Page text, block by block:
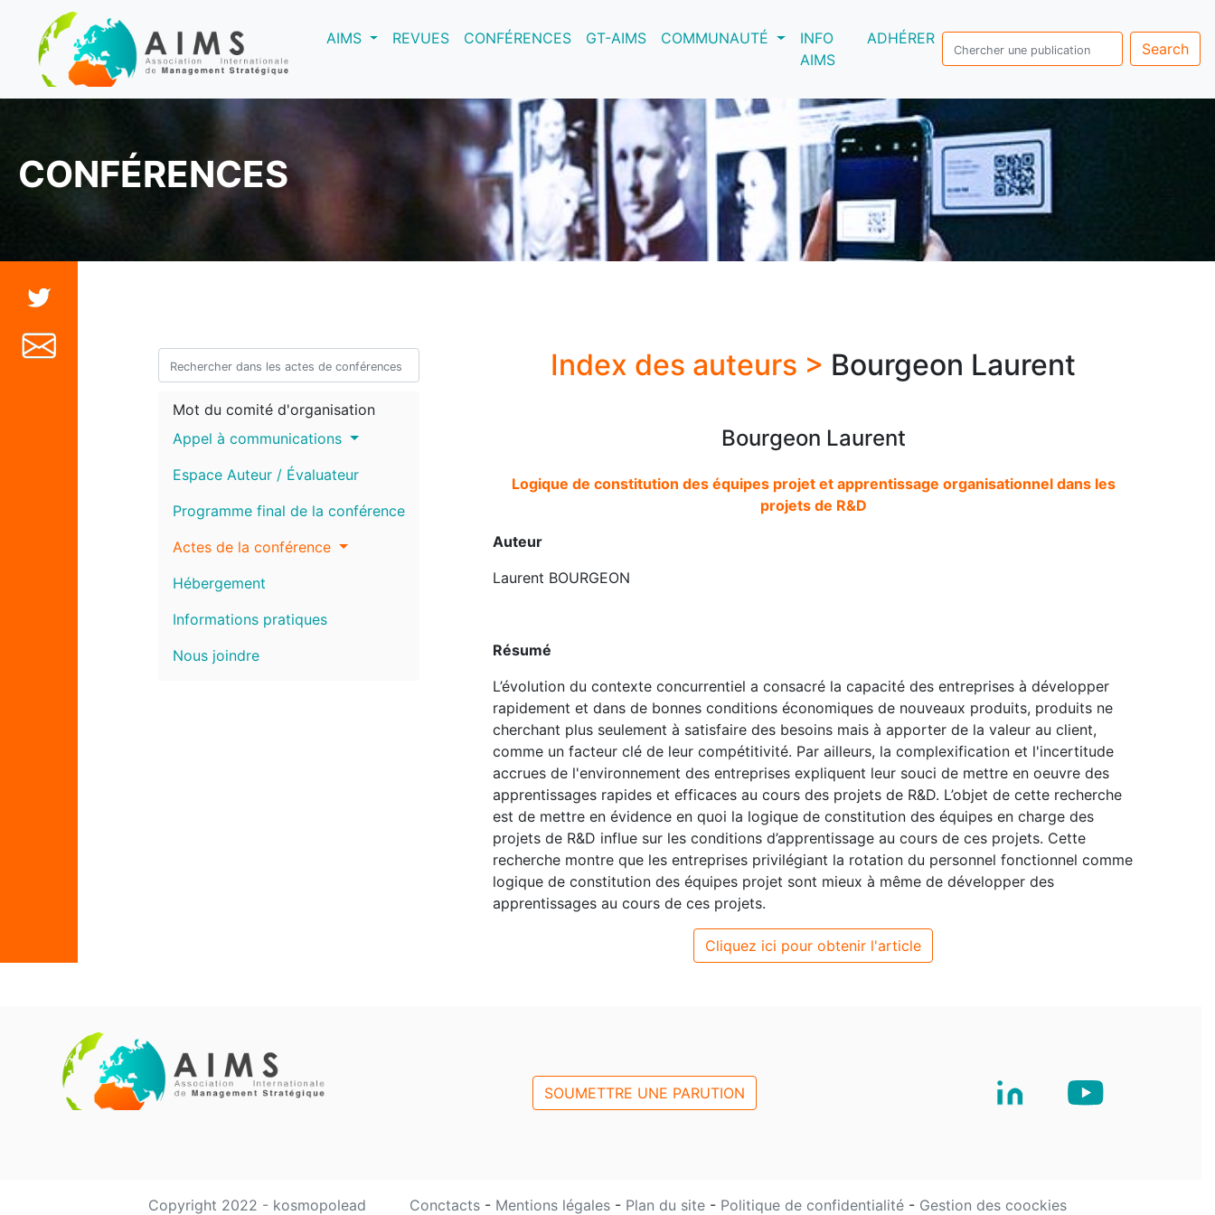
AIMS(current)REVUES CONFÉRENCES GT-AIMS COMMUNAUTÉ
INFO
AIMS
ADHÉRER
Search
CONFÉRENCES
Mot du comité d'organisation
Appel à communications
Espace Auteur / Évaluateur
Programme final de la conférence
Actes de la conférence
Hébergement
Informations pratiques
Nous joindre
Index des auteurs > Bourgeon Laurent
Bourgeon Laurent
Logique de constitution des équipes projet et apprentissage organisationnel dans les
projets de R&D
Auteur
Laurent BOURGEON
Résumé
L’évolution du contexte concurrentiel a consacré la capacité des entreprises à développer
rapidement et dans de bonnes conditions économiques de nouveaux produits, produits ne
cherchant plus seulement à satisfaire des besoins mais à apporter de la valeur au client,
comme un facteur clé de leur compétitivité. Par ailleurs, la complexification et l'incertitude
accrues de l'environnement des entreprises expliquent leur souci de mettre en oeuvre des
apprentissages rapides et efficaces au cours des projets de R&D. L’objet de cette recherche
est de mettre en évidence en quoi la logique de constitution des équipes en charge des
projets de R&D influe sur les conditions d’apprentissage au cours de ces projets. Cette
recherche montre que les entreprises privilégiant la rotation du personnel fonctionnel comme
logique de constitution des équipes projet sont mieux à même de développer des
apprentissages au cours de ces projets.
Cliquez ici pour obtenir l'article
SOUMETTRE UNE PARUTION
Copyright 2022 - kosmopolead Conctacts - Mentions légales - Plan du site - Politique de confidentialité - Gestion des coockies